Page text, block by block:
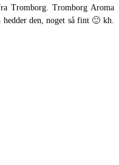
Tromborg. Tromborg Aroma
den, noget så fint 🙂 kh.